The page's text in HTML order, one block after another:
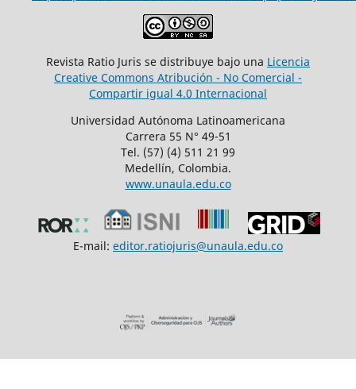
Revista Ratio Juris se distribuye bajo una Licencia
Creative Commons Atribución - No Comercial -
Compartir igual 4.0 Internacional
Universidad Autónoma Latinoamericana
Carrera 55 N° 49-51
Tel. (57) (4) 511 21 99
Medellín, Colombia.
www.unaula.edu.co
E-mail: editor.ratiojuris@unaula.edu.co